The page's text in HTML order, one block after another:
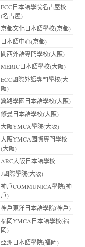
ECC日本語學院名古屋校
(名古屋)
京都文化日本語學校(京都)
日本語中心(京都)
關西外語專門學校(大阪)
MERIC日本語學校(大阪)
ECC國際外語專門學校(大
阪)
翼路學園日本語學校(大阪)
修曼日本語學校(大阪)
大阪YMCA學院(大阪)
大阪YMCA國際專門學校
(大阪)
ARC大阪日本語學校
J國際學院(大阪)
神戶COMMUNICA學院(神
戶)
神戶東洋日本語學院(神戶)
福岡YMCA日本語學校(福
岡)
亞洲日本語學院(福岡)